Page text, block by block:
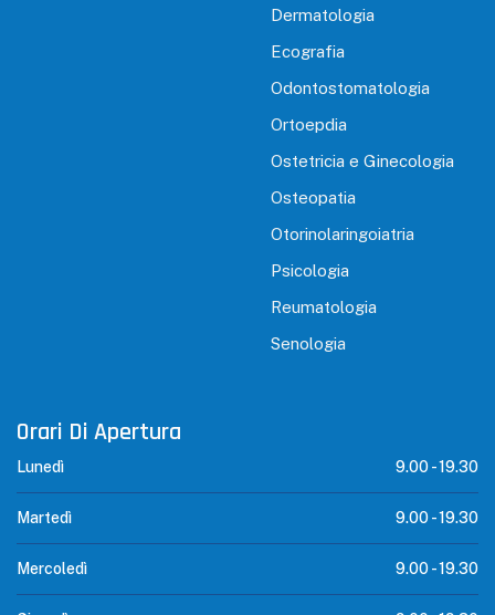
Dermatologia
Ecografia
Odontostomatologia
Ortoepdia
Ostetricia e Ginecologia
Osteopatia
Otorinolaringoiatria
Psicologia
Reumatologia
Senologia
Orari Di Apertura
Lunedì 9.00 -19.30
Martedì 9.00 -19.30
Mercoledì 9.00 -19.30